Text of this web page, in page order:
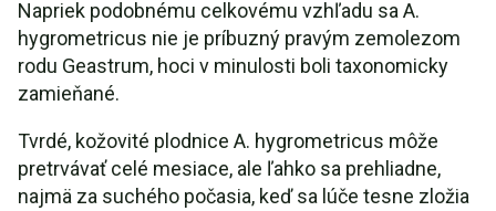
Napriek podobnému celkovému vzhľadu sa A.
hygrometricus nie je príbuzný pravým zemolezom
rodu Geastrum, hoci v minulosti boli taxonomicky
zamieňané.
Tvrdé, kožovité plodnice A. hygrometricus môže
pretrvávať celé mesiace, ale ľahko sa prehliadne,
najmä za suchého počasia, keď sa lúče tesne zložia